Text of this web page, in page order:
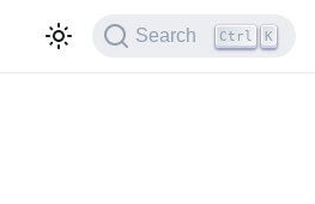
Search Ctrl K